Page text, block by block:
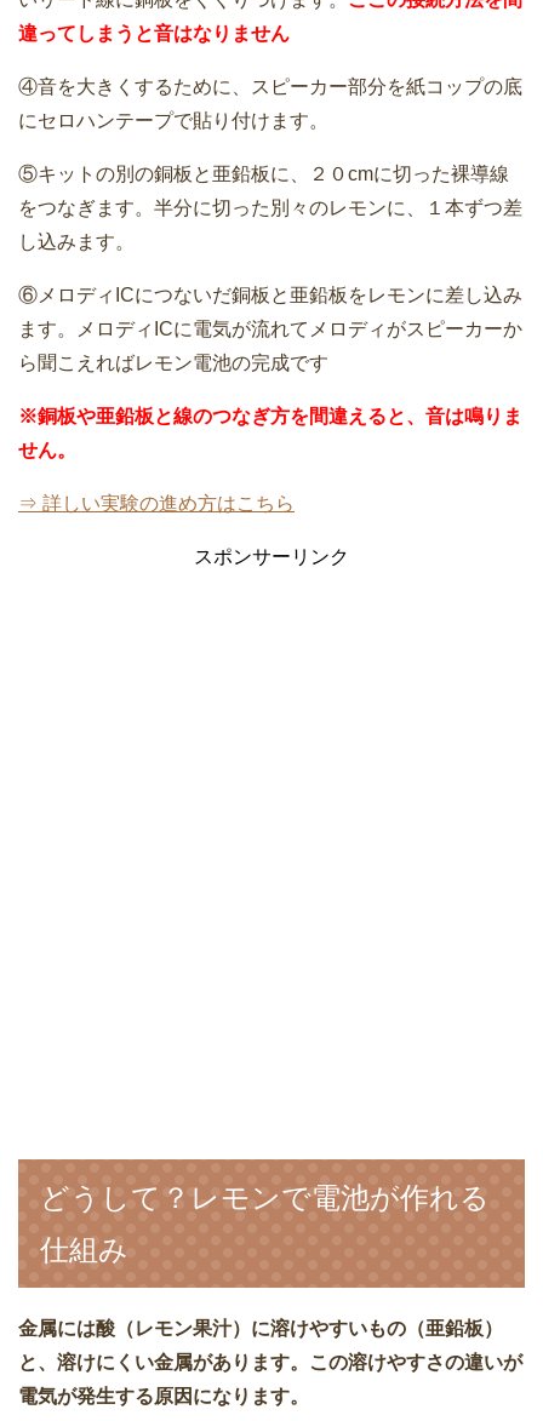
違ってしまうと音はなりません
④音を大きくするために、スピーカー部分を紙コップの底
にセロハンテープで貼り付けます。
⑤キットの別の銅板と亜鉛板に、２０cmに切った裸導線
をつなぎます。半分に切った別々のレモンに、１本ずつ差
し込みます。
⑥メロディICにつないだ銅板と亜鉛板をレモンに差し込み
ます。メロディICに電気が流れてメロディがスピーカーか
ら聞こえればレモン電池の完成です
※銅板や亜鉛板と線のつなぎ方を間違えると、音は鳴りま
せん。
⇒ 詳しい実験の進め方はこちら
スポンサーリンク
どうして？レモンで電池が作れる
仕組み
金属には酸（レモン果汁）に溶けやすいもの（亜鉛板）
と、溶けにくい金属があります。この溶けやすさの違いが
電気が発生する原因になります。